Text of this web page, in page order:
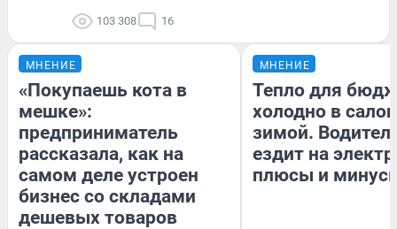
103 308 16
МНЕНИЕ
«Покупаешь кота в
мешке»:
предприниматель
рассказала, как на
самом деле устроен
бизнес со складами
дешевых товаров
МНЕНИЕ
Тепло для
холодно в
зимой.
ездит на
плюсы и